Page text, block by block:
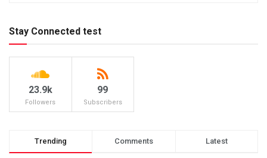
Stay Connected test
23.9k
Followers
99
Subscribers
Trending Comments Latest